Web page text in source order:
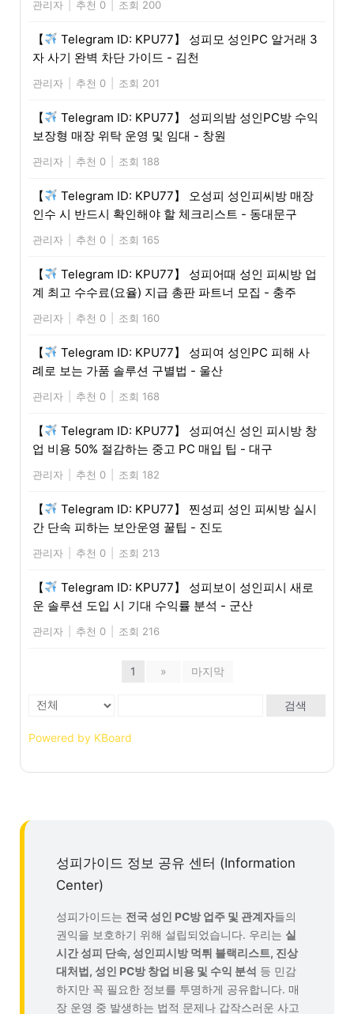
관리자 추천 0 조회 200
【
Telegram ID: KPU77】 성피모 성인PC 알거래 3
자 사기 완벽 차단 가이드 - 김천
관리자 추천 0 조회 201
【
Telegram ID: KPU77】 성피의밤 성인PC방 수익
보장형 매장 위탁 운영 및 임대 - 창원
관리자 추천 0 조회 188
【
Telegram ID: KPU77】 오성피 성인피씨방 매장
인수 시 반드시 확인해야 할 체크리스트 - 동대문구
관리자 추천 0 조회 165
【
Telegram ID: KPU77】 성피어때 성인 피씨방 업
계 최고 수수료(요율) 지급 총판 파트너 모집 - 충주
관리자 추천 0 조회 160
【
Telegram ID: KPU77】 성피여 성인PC 피해 사
례로 보는 가품 솔루션 구별법 - 울산
관리자 추천 0 조회 168
【
Telegram ID: KPU77】 성피여신 성인 피시방 창
업 비용 50% 절감하는 중고 PC 매입 팁 - 대구
관리자 추천 0 조회 182
【
Telegram ID: KPU77】 찐성피 성인 피씨방 실시
간 단속 피하는 보안운영 꿀팁 - 진도
관리자 추천 0 조회 213
【
Telegram ID: KPU77】 성피보이 성인피시 새로
운 솔루션 도입 시 기대 수익률 분석 - 군산
관리자 추천 0 조회 216
1 » 마지막
검색
Powered by KBoard
성피가이드 정보 공유 센터 (Information
Center)
성피가이드는 전국 성인 PC방 업주 및 관계자들의
권익을 보호하기 위해 설립되었습니다. 우리는 실
시간 성피 단속, 성인피시방 먹튀 블랙리스트, 진상
대처법, 성인 PC방 창업 비용 및 수익 분석 등 민감
하지만 꼭 필요한 정보를 투명하게 공유합니다. 매
장 운영 중 발생하는 법적 문제나 갑작스러운 사고